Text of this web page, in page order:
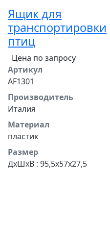
Ящик для
транспортировки
птиц
Цена по запросу
Артикул
AF1301
Производитель
Италия
Материал
пластик
Размер
ДхШхВ : 95,5х57х27,5